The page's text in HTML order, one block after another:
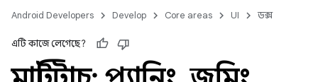
Android Developers Develop Core areas UI ডক্স
এটি কাজে লেগেছে?